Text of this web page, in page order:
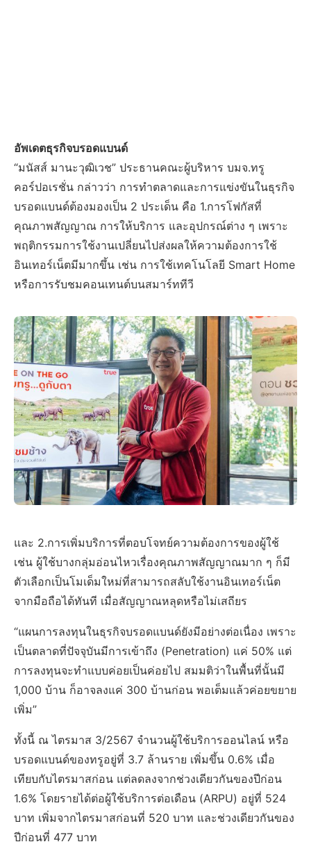
อัพเดตธุรกิจบรอดแบนด์
“มนัสส์ มานะวุฒิเวช” ประธานคณะผู้บริหาร บมจ.ทรู
คอร์ปอเรชั่น กล่าวว่า การทำตลาดและการแข่งขันในธุรกิจ
บรอดแบนด์ต้องมองเป็น 2 ประเด็น คือ 1.การโฟกัสที่
คุณภาพสัญญาณ การให้บริการ และอุปกรณ์ต่าง ๆ เพราะ
พฤติกรรมการใช้งานเปลี่ยนไปส่งผลให้ความต้องการใช้
อินเทอร์เน็ตมีมากขึ้น เช่น การใช้เทคโนโลยี Smart Home
หรือการรับชมคอนเทนต์บนสมาร์ททีวี
และ 2.การเพิ่มบริการที่ตอบโจทย์ความต้องการของผู้ใช้
เช่น ผู้ใช้บางกลุ่มอ่อนไหวเรื่องคุณภาพสัญญาณมาก ๆ ก็มี
ตัวเลือกเป็นโมเด็มใหม่ที่สามารถสลับใช้งานอินเทอร์เน็ต
จากมือถือได้ทันที เมื่อสัญญาณหลุดหรือไม่เสถียร
“แผนการลงทุนในธุรกิจบรอดแบนด์ยังมีอย่างต่อเนื่อง เพราะ
เป็นตลาดที่ปัจจุบันมีการเข้าถึง (Penetration) แค่ 50% แต่
การลงทุนจะทำแบบค่อยเป็นค่อยไป สมมติว่าในพื้นที่นั้นมี
1,000 บ้าน ก็อาจลงแค่ 300 บ้านก่อน พอเต็มแล้วค่อยขยาย
เพิ่ม”
ทั้งนี้ ณ ไตรมาส 3/2567 จำนวนผู้ใช้บริการออนไลน์ หรือ
บรอดแบนด์ของทรูอยู่ที่ 3.7 ล้านราย เพิ่มขึ้น 0.6% เมื่อ
เทียบกับไตรมาสก่อน แต่ลดลงจากช่วงเดียวกันของปีก่อน
1.6% โดยรายได้ต่อผู้ใช้บริการต่อเดือน (ARPU) อยู่ที่ 524
บาท เพิ่มจากไตรมาสก่อนที่ 520 บาท และช่วงเดียวกันของ
ปีก่อนที่ 477 บาท